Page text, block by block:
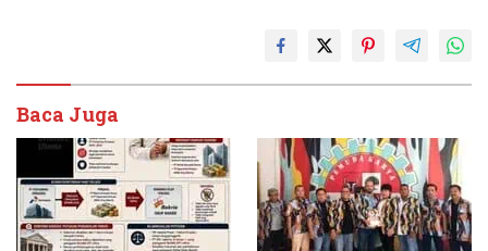
Baca Juga